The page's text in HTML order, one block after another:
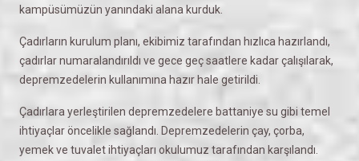
kampüsümüzün yanındaki alana kurduk.
Çadırların kurulum planı, ekibimiz tarafından hızlıca hazırlandı,
çadırlar numaralandırıldı ve gece geç saatlere kadar çalışılarak,
depremzedelerin kullanımına hazır hale getirildi.
Çadırlara yerleştirilen depremzedelere battaniye su gibi temel
ihtiyaçlar öncelikle sağlandı. Depremzedelerin çay, çorba,
yemek ve tuvalet ihtiyaçları okulumuz tarafından karşılandı.